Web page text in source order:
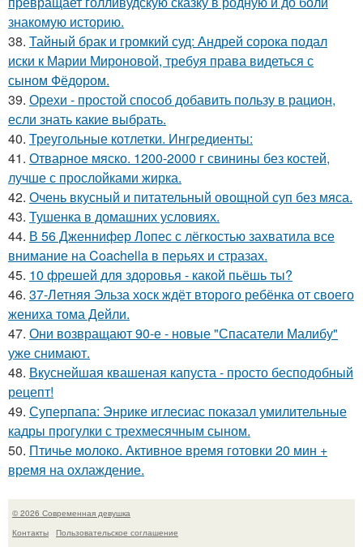
знакомую историю.
38. Тайный брак и громкий суд: Андрей сорока подал
иски к Марии Мироновой, требуя права видеться с
сыном Фёдором.
39. Орехи - простой способ добавить пользу в рацион,
если знать какие выбрать.
40. Треугольные котлетки. Ингредиенты:
41. Отварное мяско. 1200-2000 г свинины без костей,
лучше с прослойками жирка.
42. Очень вкусный и питательный овощной суп без мяса.
43. Тушенка в домашних условиях.
44. В 56 Дженнифер Лопес с лёгкостью захватила все
внимание на Coachella в перьях и стразах.
45. 10 фрешей для здоровья - какой пьёшь ты?
46. 37-Летняя Эльза хоск ждёт второго ребёнка от своего
жениха тома Дейли.
47. Они возвращают 90-е - новые "Спасатели Малибу"
уже снимают.
48. Вкуснейшая квашеная капуста - просто бесподобный
рецепт!
49. Суперпапа: Энрике иглесиас показал умилительные
кадры прогулки с трехмесячным сыном.
50. Птичье молоко. Активное время готовки 20 мин +
время на охлаждение.
© 2026 Современная девушка
Контакты
Пользовательское соглашение